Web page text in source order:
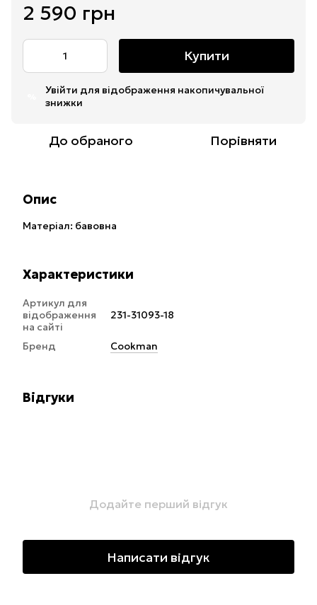
2 590 грн
Купити
Увійти для відображення накопичувальної
знижки
До обраного Порівняти
Опис
Матеріал: бавовна
Характеристики
Артикул для
відображення
на сайті
231-31093-18
Бренд Cookman
Відгуки
Додайте перший відгук
Написати відгук